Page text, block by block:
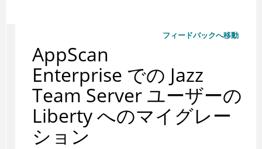
フィードバックへ移動
AppScan
Enterprise での Jazz
Team Server ユーザーの
Liberty へのマイグレー
ション